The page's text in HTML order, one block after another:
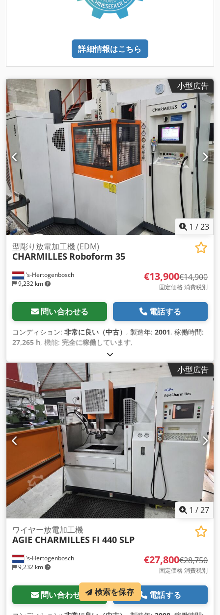
詳細情報はこちら
小型広告
1 /23
's-Hertogenbosch
9,232 km
型彫り放電加工機 (EDM)
CHARMILLES Roboform 35
€13,900€14,900
固定価格 消費税別
問い合わせる 電話する
コンディション: 非常に良い（中古） , 製造年: 2001, 稼働時間:
27,265 h, 機能: 完全に稼働しています,
小型広告
1 /27
's-Hertogenbosch
9,232 km
ワイヤー放電加工機
AGIE CHARMILLES FI 440 SLP
€27,800€28,750
固定価格 消費税別
問い合わせる 電話する
検索を保存